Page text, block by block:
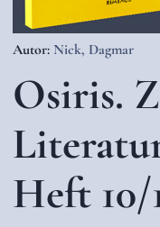
Autor: Nick, Dagmar
Osiris.
Heft 10/